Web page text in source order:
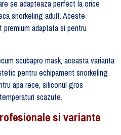
se adapteaza perfect la orice
snorkeling adult. Aceste
adaptata si pentru
scubapro mask, aceasta varianta
pentru echipament snorkeling
apa rece, siliconul gros
scazute.
si variante